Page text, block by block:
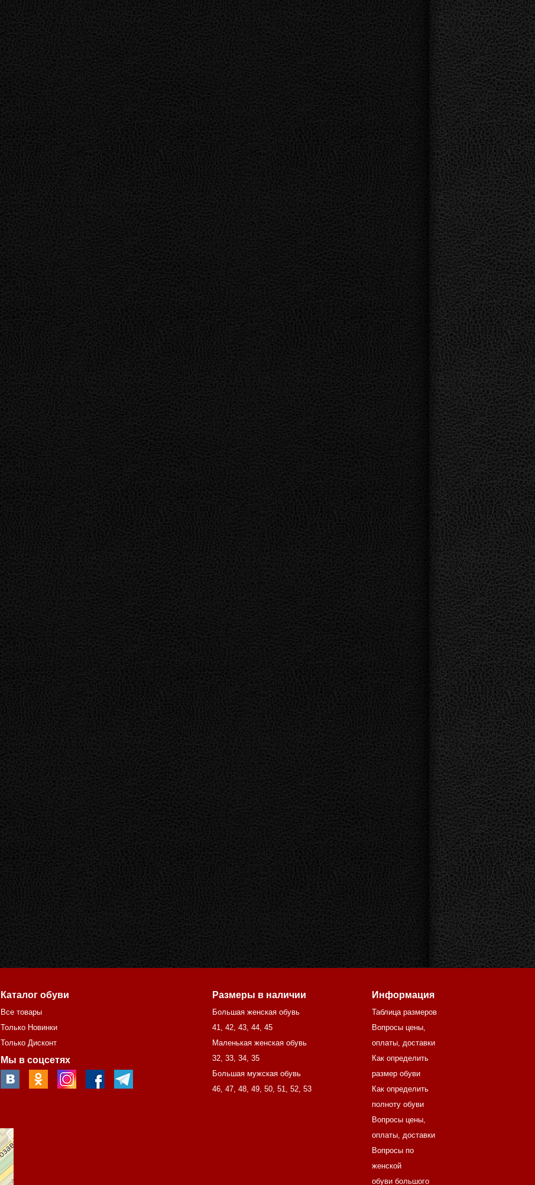
Каталог обуви
Все товары
Только Новинки
Только Дисконт
Мы в соцсетях
Размеры в наличии
Большая женская обувь
41, 42, 43, 44, 45
Маленькая женская обувь
32, 33, 34, 35
Большая мужская обувь
46, 47, 48, 49, 50, 51, 52, 53
Информация
Таблица размеров
Вопросы цены,
оплаты, доставки
Как определить
размер обуви
Как определить
полноту обуви
Вопросы цены,
оплаты, доставки
Вопросы по
женской
обуви большого